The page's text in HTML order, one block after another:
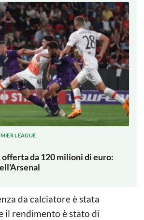
LEAGUE
da 120 milioni di euro:
da calciatore è stata
il rendimento è stato di